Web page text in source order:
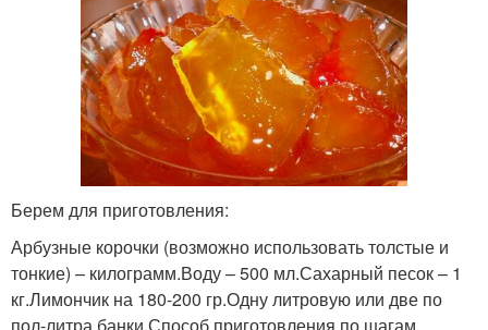
Берем для приготовления:
Арбузные корочки (возможно использовать толстые и
тонкие) – килограмм.Воду – 500 мл.Сахарный песок – 1
кг.Лимончик на 180-200 гр.Одну литровую или две по